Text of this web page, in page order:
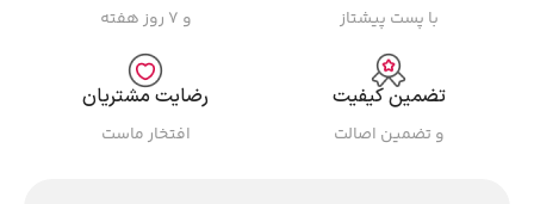
با پست پیشتاز و ۷ روز هفته
تضمین کیفیت
و تضمین اصالت
رضایت مشتریان
افتخار ماست